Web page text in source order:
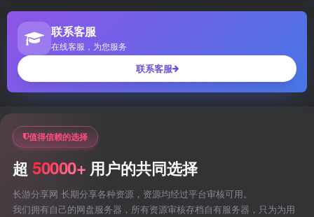
联系客服
在线客服，为您服务
联系客服
值得信赖的选择
超 50000+ 用户的共同选择
长游分享网 长期分享各种资源，资源均经过平台审核可用。
我们拥有自己的网盘服务器，所有资源审核存档自有服务器，只为为用